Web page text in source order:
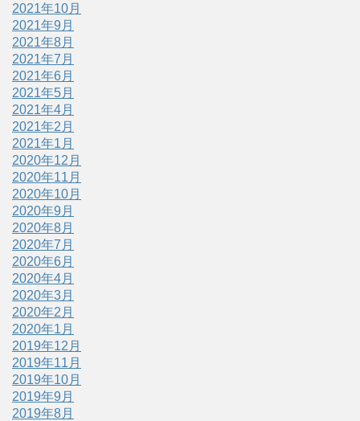
2021年10月
2021年9月
2021年8月
2021年7月
2021年6月
2021年5月
2021年4月
2021年2月
2021年1月
2020年12月
2020年11月
2020年10月
2020年9月
2020年8月
2020年7月
2020年6月
2020年4月
2020年3月
2020年2月
2020年1月
2019年12月
2019年11月
2019年10月
2019年9月
2019年8月